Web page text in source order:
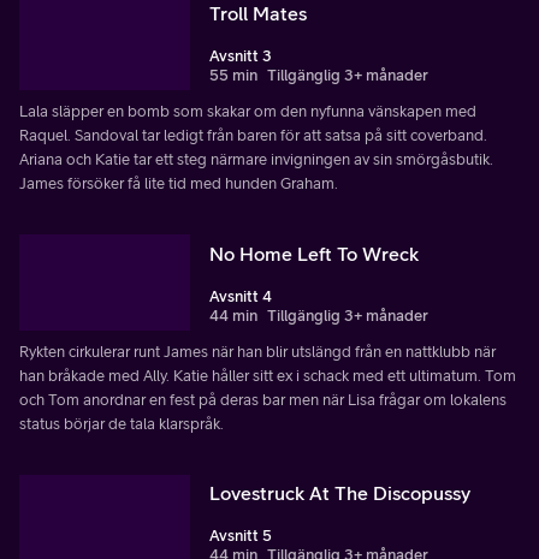
Troll Mates
Avsnitt 3
55 min Tillgänglig 3+ månader
Lala släpper en bomb som skakar om den nyfunna vänskapen med
Raquel. Sandoval tar ledigt från baren för att satsa på sitt coverband.
Ariana och Katie tar ett steg närmare invigningen av sin smörgåsbutik.
James försöker få lite tid med hunden Graham.
No Home Left To Wreck
Avsnitt 4
44 min Tillgänglig 3+ månader
Rykten cirkulerar runt James när han blir utslängd från en nattklubb när
han bråkade med Ally. Katie håller sitt ex i schack med ett ultimatum. Tom
och Tom anordnar en fest på deras bar men när Lisa frågar om lokalens
status börjar de tala klarspråk.
Lovestruck At The Discopussy
Avsnitt 5
44 min Tillgänglig 3+ månader